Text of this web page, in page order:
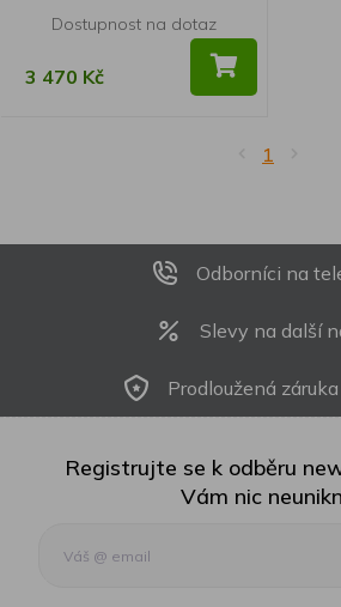
Dostupnost na dotaz
3 470 Kč
1
Odborníci na
Slevy na další
Prodloužená
Registrujte se k odběru
Vám nic